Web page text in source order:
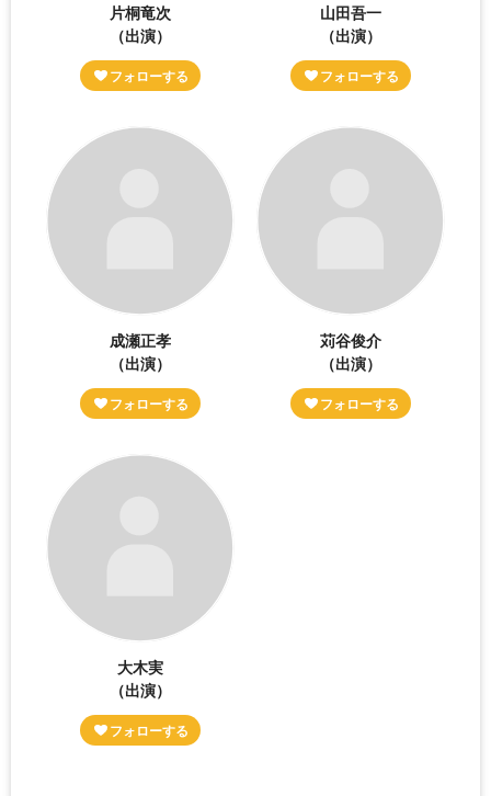
片桐竜次
（出演）
山田吾一
（出演）
成瀬正孝
（出演）
苅谷俊介
（出演）
大木実
（出演）